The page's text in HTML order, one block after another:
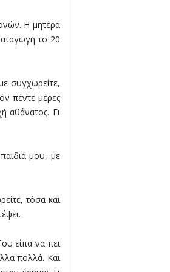
Η μητέρα
το 20
συγχωρείτε,
πέντε μέρες
Γι
μου, με
τόσα και
είπα να πει
πολλά. Και